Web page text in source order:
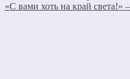
«С вами хоть на край